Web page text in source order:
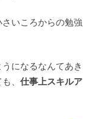
いころからの勉強
になるなんてあき
、 仕事上スキルア